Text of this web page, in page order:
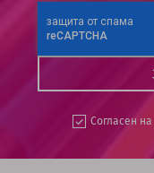
Согласен на